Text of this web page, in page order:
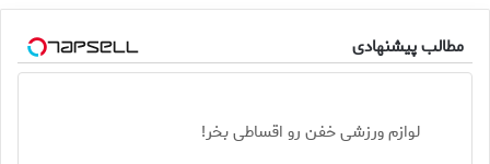
مطالب پیشنهادی
لوازم ورزشی خفن رو اقساطی بخر!